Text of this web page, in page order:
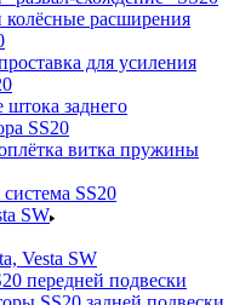
колёсные расширения
для усиления
штока заднего
SS20
витка пружины
SS20
SW
Vesta SW
передней подвески